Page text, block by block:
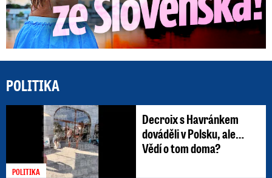
POLITIKA
POLITIKA
Decroix s Havránkem
dováděli v Polsku, ale…
Vědí o tom doma?